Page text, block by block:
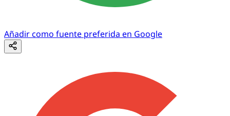
Añadir como fuente preferida en Google